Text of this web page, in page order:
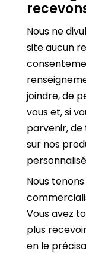
Nous ne
site aucun
joindre, de
vous et, si
parvenir,
sur nos
Nous
Vous avez
plus
en le